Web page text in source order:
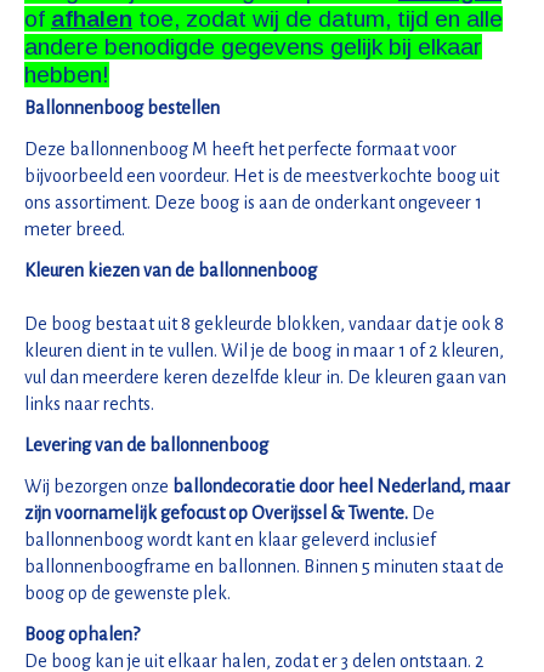
of afhalen toe, zodat wij de datum, tijd en alle
andere benodigde gegevens gelijk bij elkaar
hebben!
Ballonnenboog bestellen
Deze ballonnenboog M heeft het perfecte formaat voor
bijvoorbeeld een voordeur. Het is de meestverkochte boog uit
ons assortiment. Deze boog is aan de onderkant ongeveer 1
meter breed.
Kleuren kiezen van de ballonnenboog
De boog bestaat uit 8 gekleurde blokken, vandaar dat je ook 8
kleuren dient in te vullen. Wil je de boog in maar 1 of 2 kleuren,
vul dan meerdere keren dezelfde kleur in. De kleuren gaan van
links naar rechts.
Levering van de ballonnenboog
Wij bezorgen onze ballondecoratie door heel Nederland, maar
zijn voornamelijk gefocust op Overijssel & Twente. De
ballonnenboog wordt kant en klaar geleverd inclusief
ballonnenboogframe en ballonnen. Binnen 5 minuten staat de
boog op de gewenste plek.
Boog ophalen?
De boog kan je uit elkaar halen, zodat er 3 delen ontstaan. 2